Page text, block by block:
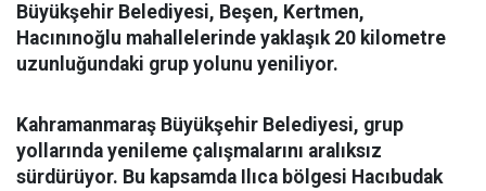
Büyükşehir Belediyesi, Beşen, Kertmen,
Hacınınoğlu mahallelerinde yaklaşık 20 kilometre
uzunluğundaki grup yolunu yeniliyor.
Kahramanmaraş Büyükşehir Belediyesi, grup
yollarında yenileme çalışmalarını aralıksız
sürdürüyor. Bu kapsamda Ilıca bölgesi Hacıbudak